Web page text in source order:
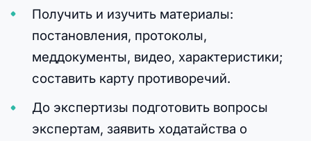
Получить и изучить материалы:
постановления, протоколы,
меддокументы, видео, характеристики;
составить карту противоречий.
До экспертизы подготовить вопросы
экспертам, заявить ходатайства о